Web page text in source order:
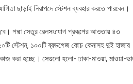
ছাড়াই নিরাপদে স্টেশন ব্যবহার করতে পারবেন।
পদ্মা সেতুর রেলসংযোগ প্রকল্পের আওতায় ৪৩
স্টেশন, ১০০টি ব্রডগেজ কোচ কেনাসহ দুই হাজার
করা হচ্ছে। সেগুলো হলো- ঢাকা-মাওয়া, মাওয়া-